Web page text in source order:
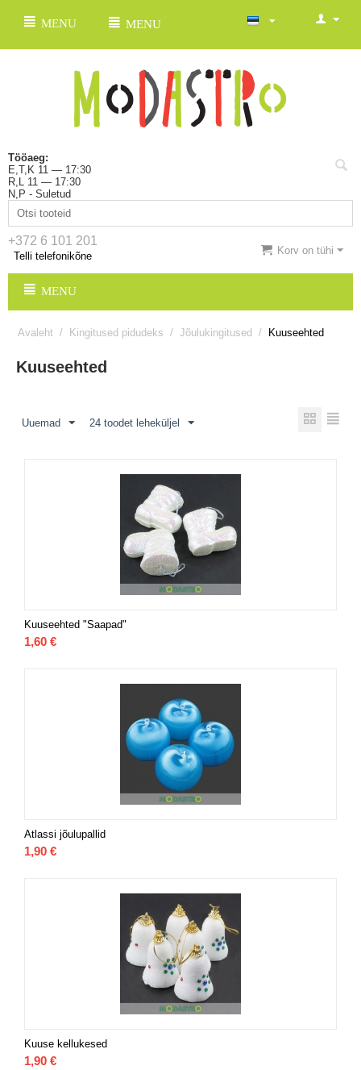
MENU MENU
Tööaeg:
E,T,K 11 — 17:30
R,L 11 — 17:30
N,P - Suletud
+372 6 101 201
Telli telefonikõne Korv on tühi
MENU
Avaleht / Kingitused pidudeks / Jõulukingitused / Kuuseehted
Kuuseehted
Uuemad 24 toodet leheküljel
Kuuseehted "Saapad"
1,60 €
Atlassi jõulupallid
1,90 €
Kuuse kellukesed
1,90 €